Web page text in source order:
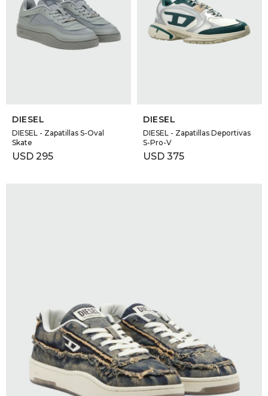
DIESEL
DIESEL - Zapatillas S-Oval
Skate
USD 295
DIESEL
DIESEL - Zapatillas Deportivas
S-Pro-V
USD 375